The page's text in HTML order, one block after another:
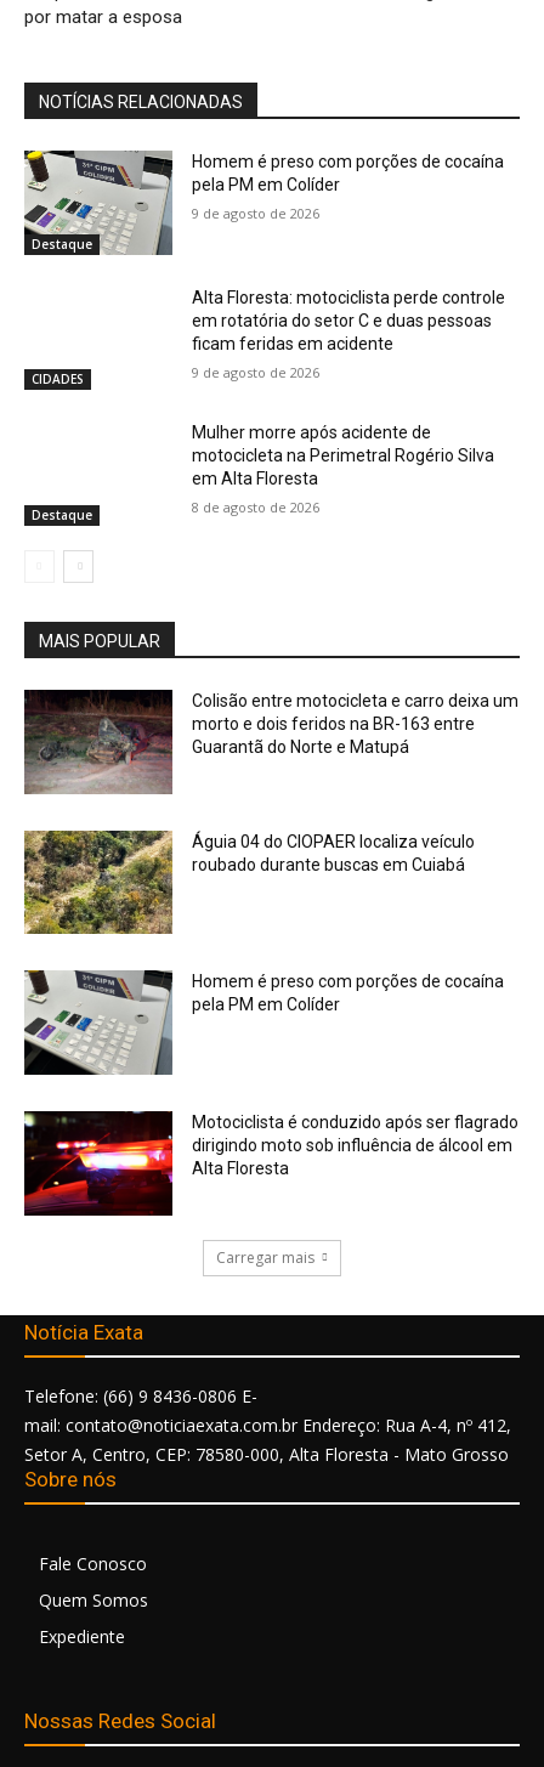
por matar a esposa
NOTÍCIAS RELACIONADAS
Destaque
Homem é preso com porções de cocaína
pela PM em Colíder
9 de agosto de 2026
CIDADES
Alta Floresta: motociclista perde controle
em rotatória do setor C e duas pessoas
ficam feridas em acidente
9 de agosto de 2026
Destaque
Mulher morre após acidente de
motocicleta na Perimetral Rogério Silva
em Alta Floresta
8 de agosto de 2026
MAIS POPULAR
Colisão entre motocicleta e carro deixa um
morto e dois feridos na BR-163 entre
Guarantã do Norte e Matupá
Águia 04 do CIOPAER localiza veículo
roubado durante buscas em Cuiabá
Homem é preso com porções de cocaína
pela PM em Colíder
Motociclista é conduzido após ser flagrado
dirigindo moto sob influência de álcool em
Alta Floresta
Carregar mais
Notícia Exata
Telefone: (66) 9 8436-0806 E-
mail: contato@noticiaexata.com.br Endereço: Rua A-4, nº 412,
Setor A, Centro, CEP: 78580-000, Alta Floresta - Mato Grosso
Sobre nós
Fale Conosco
Quem Somos
Expediente
Nossas Redes Social